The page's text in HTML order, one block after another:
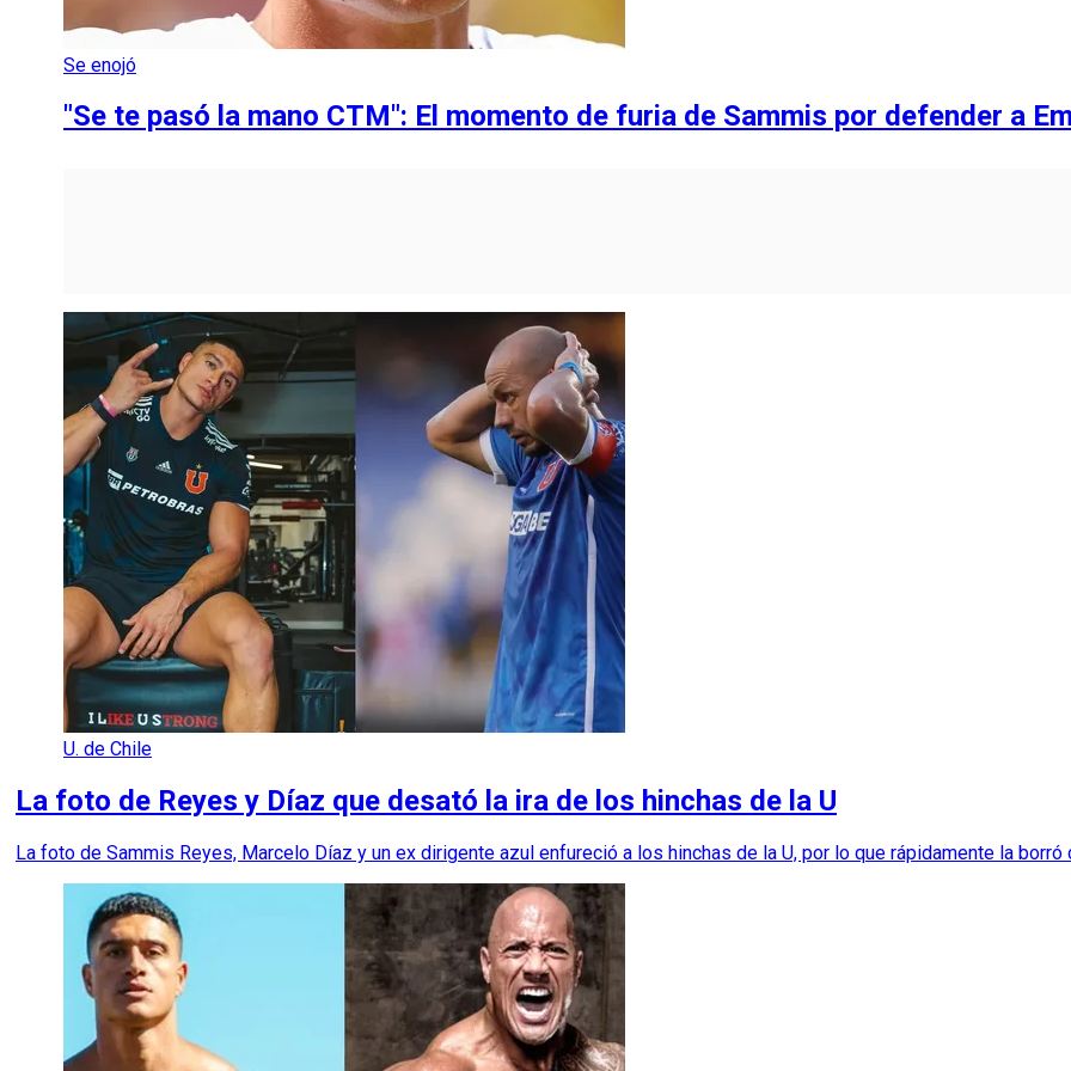
Se enojó
"Se te pasó la mano CTM": El momento de furia de Sammis por defender a
U. de Chile
La foto de Reyes y Díaz que desató la ira de los hinchas de la U
La foto de Sammis Reyes, Marcelo Díaz y un ex dirigente azul enfureció a los hinchas de la U, por lo que rápidamente la borró